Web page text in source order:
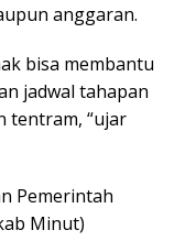
anggaran.
bisa membantu
jadwal tahapan
tentram, “ujar
Pemerintah
Minut)